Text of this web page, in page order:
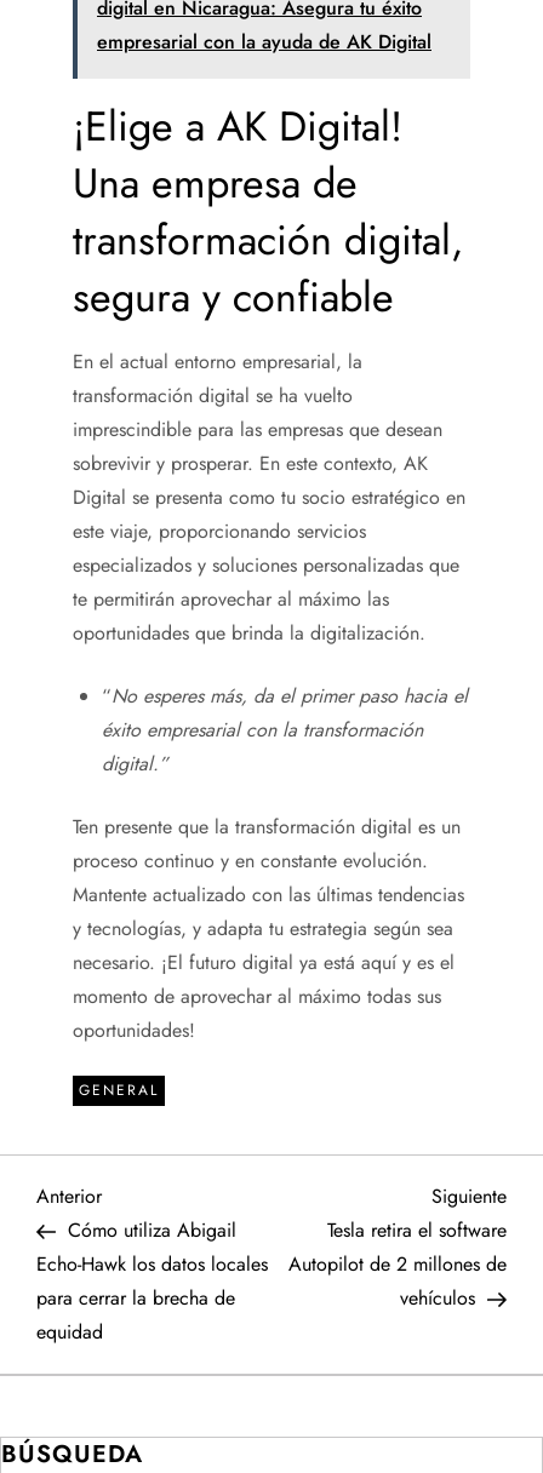
digital en Nicaragua: Asegura tu éxito
empresarial con la ayuda de AK Digital
¡Elige a AK Digital!
Una empresa de
transformación digital,
segura y confiable
En el actual entorno empresarial, la
transformación digital se ha vuelto
imprescindible para las empresas que desean
sobrevivir y prosperar. En este contexto, AK
Digital se presenta como tu socio estratégico en
este viaje, proporcionando servicios
especializados y soluciones personalizadas que
te permitirán aprovechar al máximo las
oportunidades que brinda la digitalización.
“No esperes más, da el primer paso hacia el
éxito empresarial con la transformación
digital.”
Ten presente que la transformación digital es un
proceso continuo y en constante evolución.
Mantente actualizado con las últimas tendencias
y tecnologías, y adapta tu estrategia según sea
necesario. ¡El futuro digital ya está aquí y es el
momento de aprovechar al máximo todas sus
oportunidades!
GENERAL
N
a
v
e
g
Entrada
anterior
Anterior
Cómo utiliza Abigail
Echo-Hawk los datos locales
para cerrar la brecha de
equidad
Siguiente
Tesla retira el software
Autopilot de 2 millones de
vehículos
BÚSQUEDA